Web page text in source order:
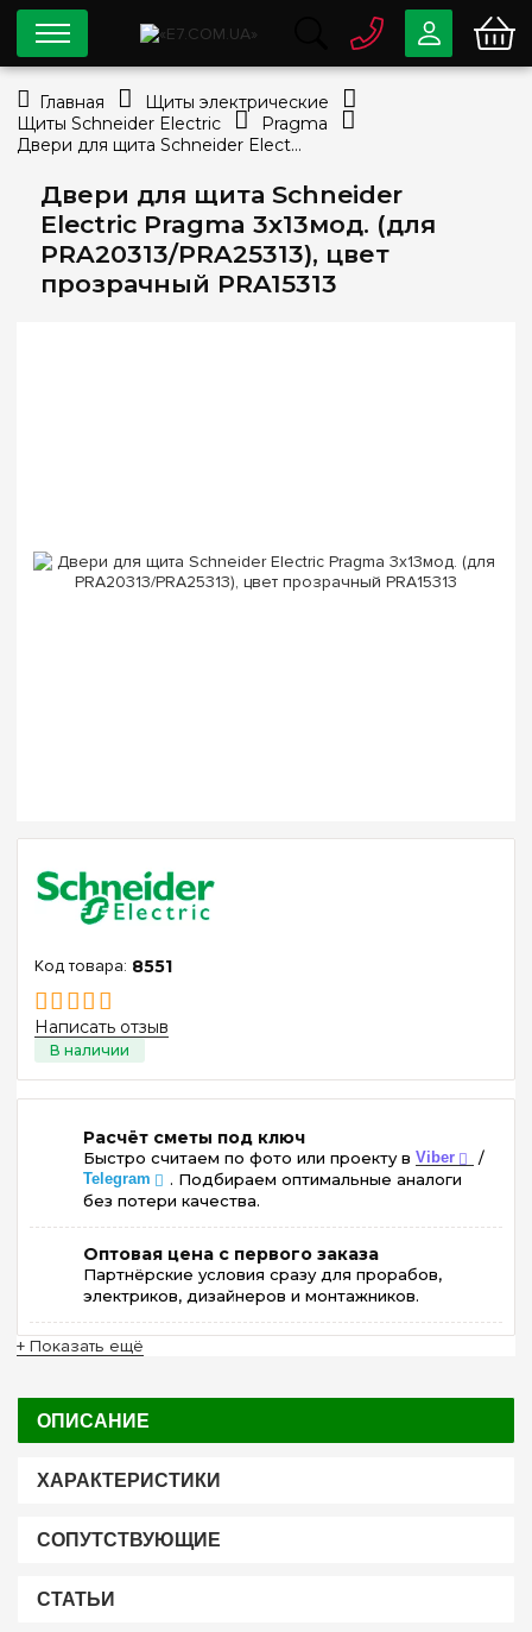
Двери для щита Schneider
Electric Pragma 3х13мод. (для
PRA20313/PRA25313), цвет
прозрачный PRA15313
8551
Написать отзыв
Расчёт сметы под ключ
Быстро считаем по фото или проекту в Viber /
Telegram
. Подбираем оптимальные аналоги
без потери качества.
Оптовая цена с первого заказа
Партнёрские условия сразу для прорабов,
электриков, дизайнеров и монтажников.
+ Показать ещё
ОПИСАНИЕ
ХАРАКТЕРИСТИКИ
СОПУТСТВУЮЩИЕ
СТАТЬИ
0 800 33-63-07
Бесплатно
info@e7.com.ua
334-79-78
Viber Telegram
Главная
Щиты электрические
Щиты Schneider Electric
Pragma
Двери для щита Schneider Electric Pragma 3х13мод. (для PRA20313/PRA25313), цвет прозрачный PRA15313